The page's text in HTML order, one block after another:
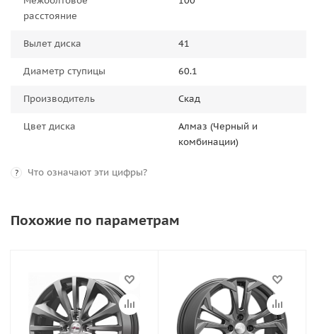
расстояние
Вылет диска 41
Диаметр ступицы 60.1
Производитель Скад
Цвет диска
Алмаз (Черный и
комбинации)
? Что означают эти цифры?
Похожие по параметрам